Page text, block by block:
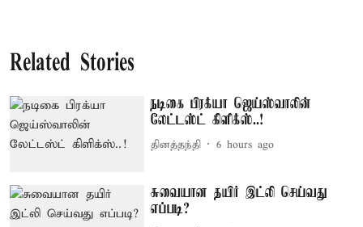
Related Stories
நடிகை பிரக்யா ஜெய்ஸ்வாலின்
லேட்டஸ்ட் கிளிக்ஸ்..!
தினத்தந்தி 6 hours ago
சுவையான தயிர் இட்லி செய்வது
எப்படி?